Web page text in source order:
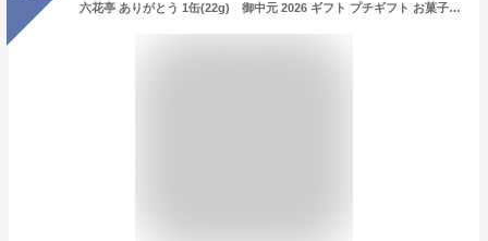
六花亭 ありがとう 1缶(22g) 御中元 2026 ギフト プチギフト お菓子 女性 大人 500円 かわいい 感謝の気持ち 退職 卒業 卒園 送別会 挨拶 転勤 お礼 お返し 帯広 誕生日 お祝い 大量 イベント 有名 ばらまき